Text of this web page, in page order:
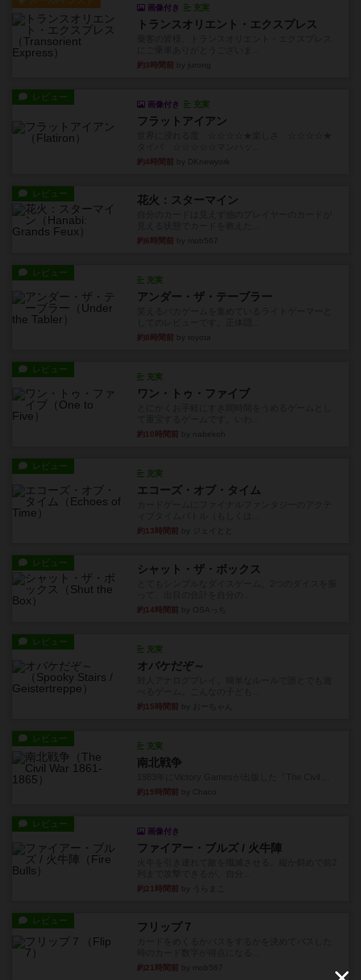
画像付き 充実
トランスオリエント・エクスプレス
約3時間前
レビュー
画像付き 充実
フラットアイアン
約4時間前
レビュー 花火：スターマイン
約6時間前
レビュー
充実
アンダー・ザ・テーブラー
約8時間前
レビュー
充実
ワン・トゥ・ファイブ
約10時間前
レビュー
充実
エコーズ・オブ・タイム
約13時間前
レビュー シャット・ザ・ボックス
約14時間前
レビュー
充実
オバケだぞ～
約15時間前
レビュー
充実
南北戦争
約19時間前
レビュー
画像付き
ファイアー・ブルズ / 火牛陣
約21時間前
レビュー フリップ７
約21時間前